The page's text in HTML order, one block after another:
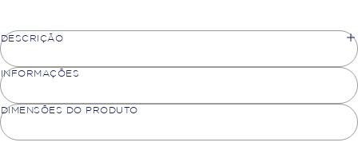
DESCRIÇÃO
INFORMAÇÕES
DIMENSÕES DO PRODUTO